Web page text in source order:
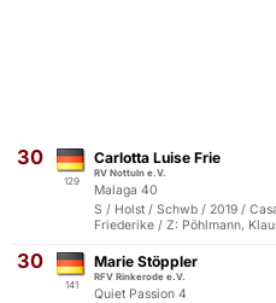
30
129
Carlotta Luise Frie
RV Nottuln e.V.
Malaga 40
S / Holst / Schwb / 2019 /
Friederike / Z: Pöhlmann,
30
141
Marie Stöppler
RFV Rinkerode e.V.
Quiet Passion 4